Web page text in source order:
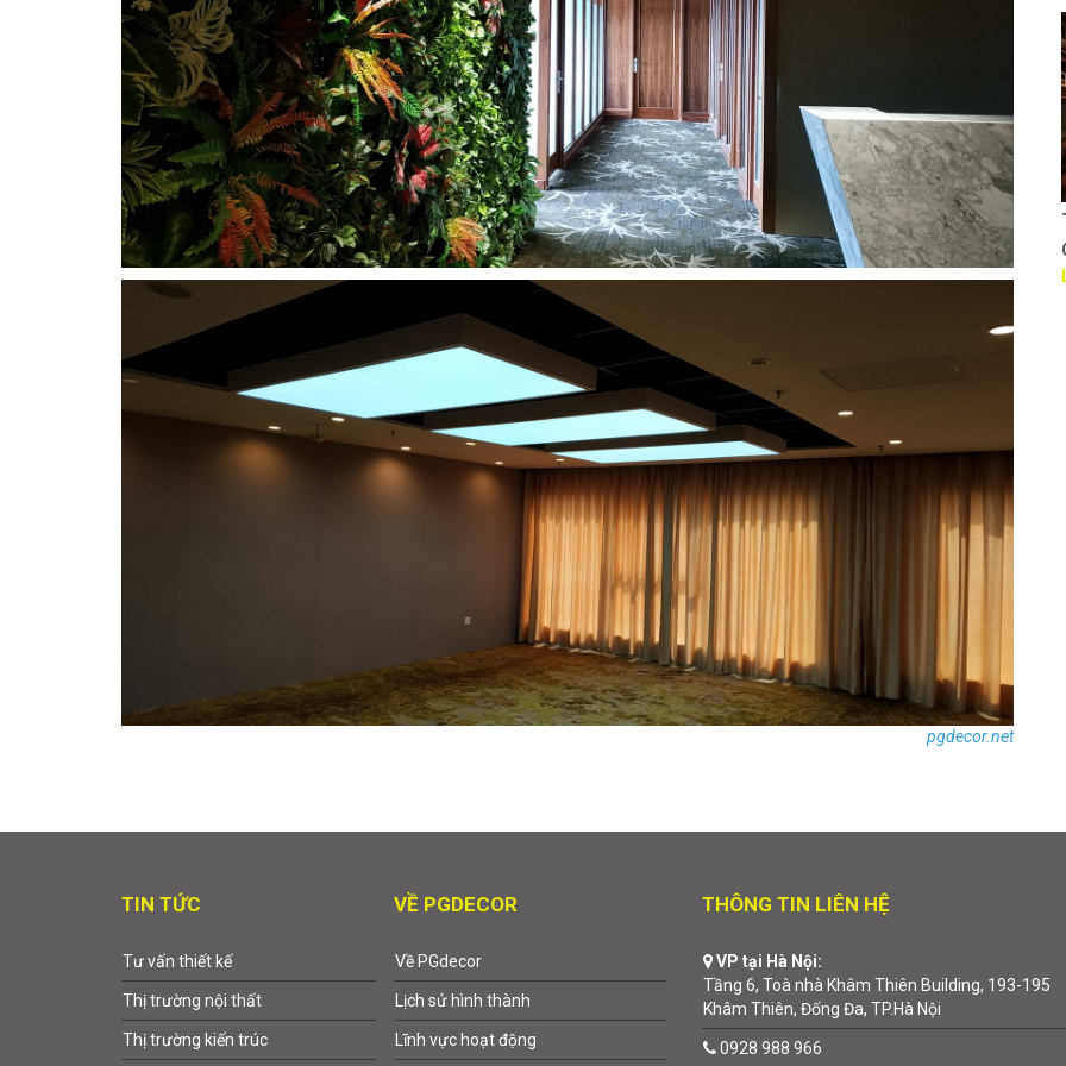
pgdecor.net
Thiết kế Nhà hàng KS
CVY
Liên hệ
TIN TỨC
Tư vấn thiết kế
Thị trường nội thất
Thị trường kiến trúc
VỀ PGDECOR
Về PGdecor
Lịch sử hình thành
Lĩnh vực hoạt động
THÔNG TIN LIÊN HỆ
VP tại Hà Nội:
Tầng 6, Toà nhà Khâm Thiên Building, 193-195
Khâm Thiên, Đống Đa, TP.Hà Nội
0928 988 966